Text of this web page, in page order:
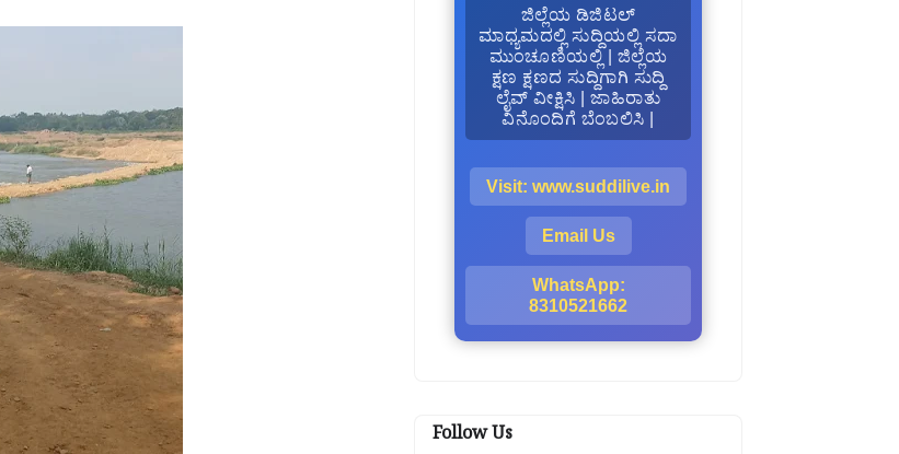
ಜಿಲ್ಲೆಯ ಡಿಜಿಟಲ್
ಮಾಧ್ಯಮದಲ್ಲಿ ಸುದ್ದಿಯಲ್ಲಿ ಸದಾ
ಮುಂಚೂಣಿಯಲ್ಲಿ | ಜಿಲ್ಲೆಯ
ಕ್ಷಣ ಕ್ಷಣದ ಸುದ್ದಿಗಾಗಿ ಸುದ್ದಿ
ಲೈವ್ ವೀಕ್ಷಿಸಿ | ಜಾಹಿರಾತು
ವಿನೊಂದಿಗೆ ಬೆಂಬಲಿಸಿ |
Visit: www.suddilive.in
Email Us
WhatsApp:
8310521662
Follow Us